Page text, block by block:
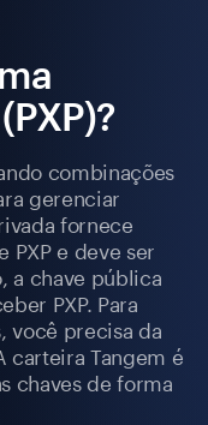
combinações
gerenciar
fornece
PXP e deve ser
a chave pública
PXP. Para
você precisa da
carteira Tangem é
chaves de forma